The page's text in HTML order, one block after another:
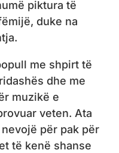
piktura të
duke na
me shpirt të
dhe me
muzikë e
veten. Ata
për pak për
të kenë shanse